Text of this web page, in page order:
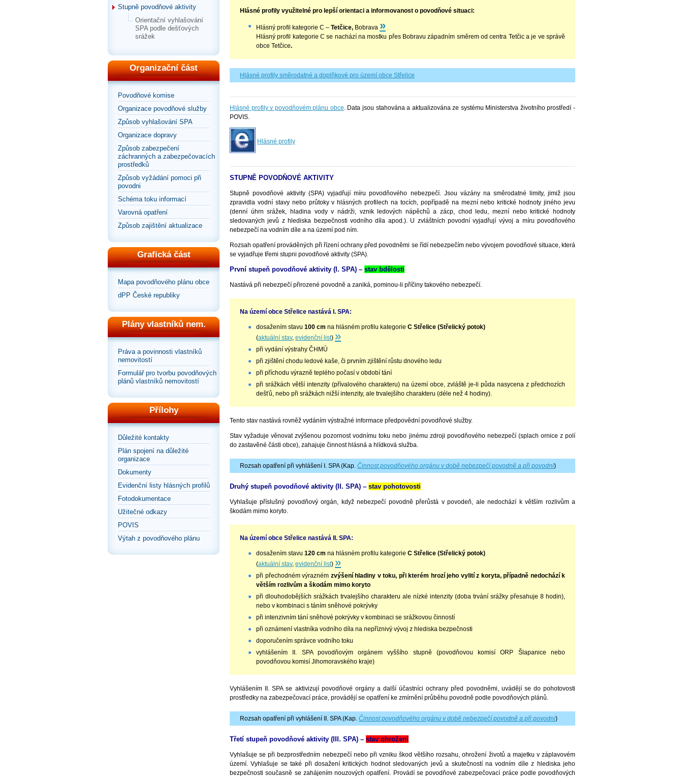
Stupně povodňové aktivity
Orientační vyhlašování
SPA podle dešťových
srážek
Organizační část
Povodňové komise
Organizace povodňové služby
Způsob vyhlašování SPA
Organizace dopravy
Způsob zabezpečení
záchranných a zabezpečovacích
prostředků
Způsob vyžádání pomoci při
povodni
Schéma toku informací
Varovná opatření
Způsob zajištění aktualizace
Grafická část
Mapa povodňového plánu obce
dPP České republiky
Plány vlastníků nem.
Práva a povinnosti vlastníků
nemovitostí
Formulář pro tvorbu povodňových
plánů vlastníků nemovitostí
Přílohy
Důležité kontakty
Plán spojení na důležité
organizace
Dokumenty
Evidenční listy hlásných profilů
Fotodokumentace
Užitečné odkazy
POVIS
Výtah z povodňového plánu
Hlásné profily využitelné pro lepší orientaci a informovanost o povodňové situaci:
Hlásný profil kategorie C – Tetčice, Bobrava »
Hlásný profil kategorie C se nachází na mostku přes Bobravu západním směrem od centra Tetčic a je ve správě
obce Tetčice.
Hlásné profily směrodatné a doplňkové pro území obce Střelice
Hlásné profily v povodňovém plánu obce. Data jsou stahována a aktualizována ze systému Ministerstva životního prostředí -
POVIS.
Hlásné profily
STUPNĚ POVODŇOVÉ AKTIVITY
Stupně povodňové aktivity (SPA) vyjadřují míru povodňového nebezpečí. Jsou vázány na směrodatné limity, jimiž jsou
zpravidla vodní stavy nebo průtoky v hlásných profilech na tocích, popřípadě na mezní nebo kritické hodnoty jiného jevu
(denní úhrn srážek, hladina vody v nádrži, vznik ledových nápěchů a zácp, chod ledu, mezní nebo kritické hodnoty
sledovaných jevů z hlediska bezpečnosti vodního díla apod.). U zvláštních povodní vyjadřují vývoj a míru povodňového
nebezpečí na vodním díle a na území pod ním.
Rozsah opatření prováděných při řízení ochrany před povodněmi se řídí nebezpečím nebo vývojem povodňové situace, která
se vyjadřuje třemi stupni povodňové aktivity (SPA).
První stupeň povodňové aktivity (I. SPA) – stav bdělosti
Nastává při nebezpečí přirozené povodně a zaniká, pominou-li příčiny takového nebezpečí.
Na území obce Střelice nastává I. SPA:
dosažením stavu 100 cm na hlásném profilu kategorie C Střelice (Střelický potok)
(aktuální stav, evidenční list) »
při vydání výstrahy ČHMÚ
při zjištění chodu ledové kaše, či prvním zjištění růstu dnového ledu
při příchodu výrazně teplého počasí v období tání
při srážkách větší intenzity (přívalového charakteru) na území obce, zvláště je-li půda nasycena z předchozích
dešťů, nebo při srážkách nižší intenzity, ale trvalejšího charakteru (déle než 4 hodiny).
Tento stav nastává rovněž vydáním výstražné informace předpovědní povodňové služby.
Stav vyžaduje věnovat zvýšenou pozornost vodnímu toku nebo jinému zdroji povodňového nebezpečí (splach ornice z polí
do zastavěné části obce), zahajuje činnost hlásná a hlídková služba.
Rozsah opatření při vyhlášení I. SPA (Kap. Činnost povodňového orgánu v době nebezpečí povodně a při povodni)
Druhý stupeň povodňové aktivity (II. SPA) – stav pohotovosti
Vyhlašuje příslušný povodňový orgán, když nebezpečí povodně přerůstá v povodeň, ale nedochází k větším rozlivům a
škodám mimo koryto.
Na území obce Střelice nastává II. SPA:
dosažením stavu 120 cm na hlásném profilu kategorie C Střelice (Střelický potok)
(aktuální stav, evidenční list) »
při přechodném výrazném zvýšení hladiny v toku, při kterém hrozí jeho vylití z koryta, případně nedochází k
větším rozlivům a škodám mimo koryto
při dlouhodobějších srážkách trvalejšího charakteru ale nízké intenzity (doba trvání srážky přesahuje 8 hodin),
nebo v kombinaci s táním sněhové pokrývky
při intenzivním tání sněhové pokrývky v kombinaci se srážkovou činností
při oznámení vlastníka vodního díla na nepříznivý vývoj z hlediska bezpečnosti
doporučením správce vodního toku
vyhlášením II. SPA povodňovým orgánem vyššího stupně (povodňovou komisí ORP Šlapanice nebo
povodňovou komisí Jihomoravského kraje)
Vyhlášením II. SPA se aktivizují povodňové orgány a další účastníci ochrany před povodněmi, uvádějí se do pohotovosti
prostředky na zabezpečovací práce, provádějí se opatření ke zmírnění průběhu povodně podle povodňových plánů.
Rozsah opatření při vyhlášení II. SPA (Kap. Činnost povodňového orgánu v době nebezpečí povodně a při povodni)
Třetí stupeň povodňové aktivity (III. SPA) – stav ohrožení
Vyhlašuje se při bezprostředním nebezpečí nebo při vzniku škod většího rozsahu, ohrožení životů a majetku v záplavovém
území. Vyhlašuje se také při dosažení kritických hodnot sledovaných jevů a skutečností na vodním díle z hlediska jeho
bezpečnosti současně se zahájením nouzových opatření. Provádí se povodňové zabezpečovací práce podle povodňových